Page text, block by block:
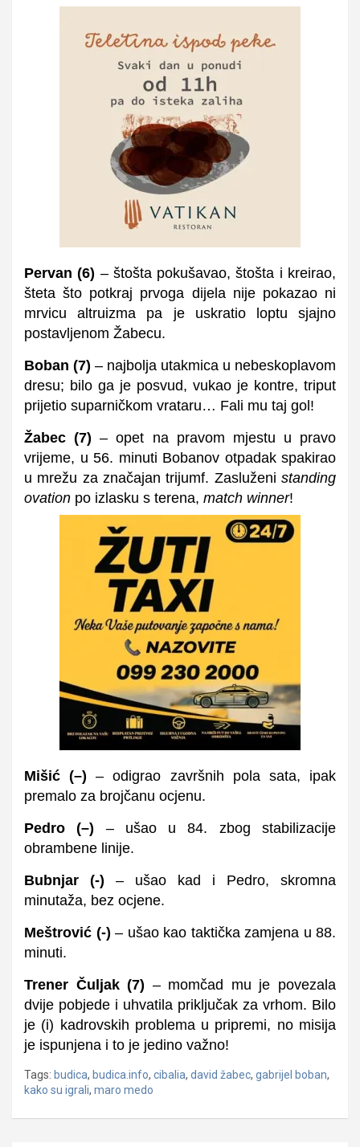
Pervan(6) – štošta pokušavao, štošta i kreirao,
šteta što potkraj prvoga dijela nije pokazao ni
mrvicu altruizma pa je uskratio loptu sjajno
postavljenom Žabecu.
Boban (7) – najbolja utakmica u nebeskoplavom
dresu; bilo ga je posvud, vukao je kontre, triput
prijetio suparničkom vrataru… Fali mu taj gol!
Žabec(7) – opet na pravom mjestu u pravo
vrijeme, u 56. minuti Bobanov otpadak spakirao
u mrežu za značajan trijumf. Zasluženi standing
ovation po izlasku s terena, match winner!
Mišić(–) – odigrao završnih pola sata, ipak
premalo za brojčanu ocjenu.
Pedro(–) – ušao u 84. zbog stabilizacije
obrambene linije.
Bubnjar (-) – ušao kad i Pedro, skromna
minutaža, bez ocjene.
Meštrović (-) – ušao kao taktička zamjena u 88.
minuti.
Trener Čuljak(7) – momčad mu je povezala
dvije pobjede i uhvatila priključak za vrhom. Bilo
je (i) kadrovskih problema u pripremi, no misija
je ispunjena i to je jedino važno!
Tags: budica, budica.info, cibalia, david žabec, gabrijel boban,
kako su igrali, maro medo